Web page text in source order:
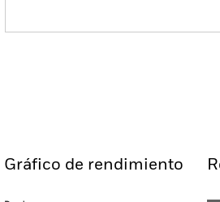
Gráfico de rendimiento